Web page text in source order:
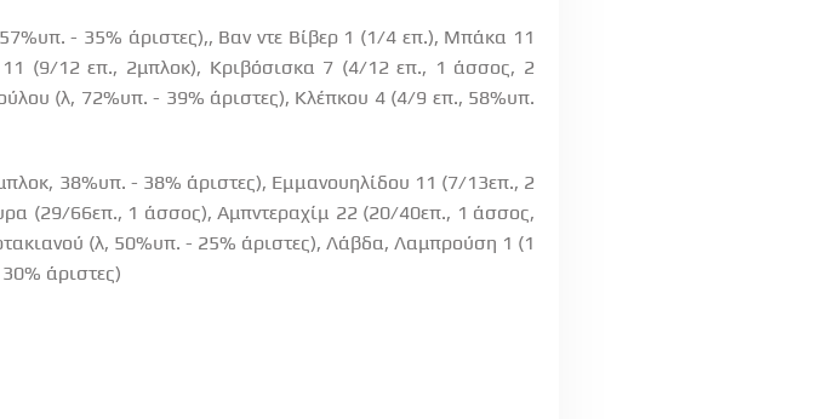
- 35% άριστες),, Βαν ντε Βίβερ 1 (1/4 επ.), Μπάκα 11
(9/12 επ., 2μπλοκ), Κριβόσισκα 7 (4/12 επ., 1 άσσος, 2
(λ, 72%υπ. - 39% άριστες), Κλέπκου 4 (4/9 επ., 58%υπ.
38%υπ. - 38% άριστες), Εμμανουηλίδου 11 (7/13επ., 2
(29/66επ., 1 άσσος), Αμπντεραχίμ 22 (20/40επ., 1 άσσος,
(λ, 50%υπ. - 25% άριστες), Λάβδα, Λαμπρούση 1 (1
άριστες)